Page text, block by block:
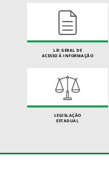
LEI GERAL DE
ACESSO À INFORMAÇÃO
LEGISLAÇÃO
ESTADUAL